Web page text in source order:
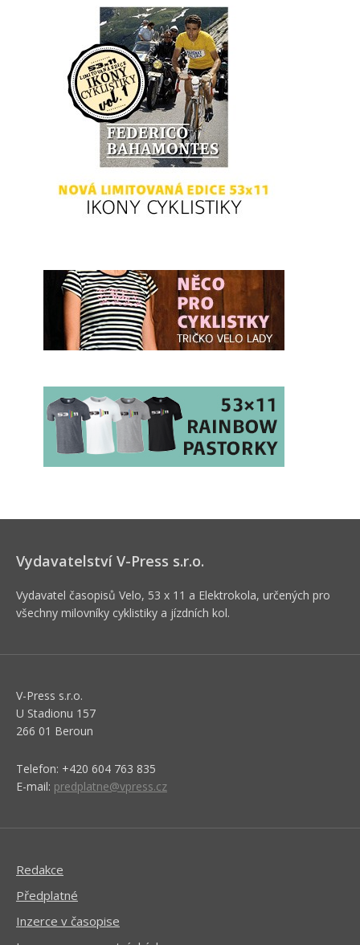
Vydavatelství V-Press s.r.o.
Vydavatel časopisů Velo, 53 x 11 a Elektrokola, určených pro
všechny milovníky cyklistiky a jízdních kol.
V-Press s.r.o.
U Stadionu 157
266 01 Beroun
Telefon: +420 604 763 835
E-mail: predplatne@vpress.cz
Redakce
Předplatné
Inzerce v časopise